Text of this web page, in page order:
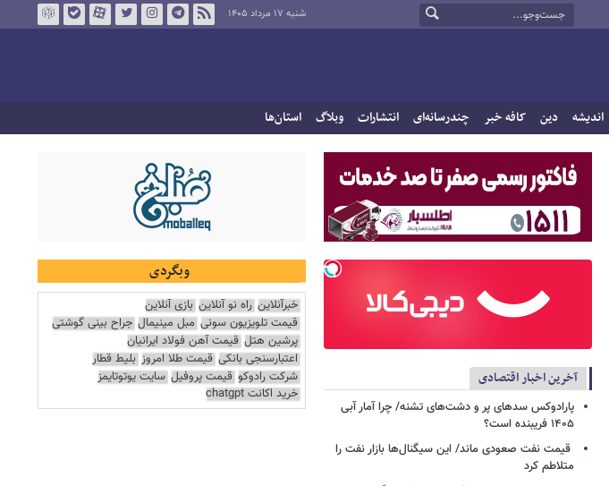
شنبه ۱۷ مرداد ۱۴۰۵
اندیشه دین کافه خبر چندرسانه‌ای انتشارات وبلاگ استان‌ها
آخرین اخبار اقتصادی
پارادوکس سدهای پر و دشت‌های تشنه/ چرا آمار آبی
۱۴۰۵ فریبنده است؟
قیمت نفت صعودی ماند/ این سیگنال‌ها بازار نفت را
متلاطم کرد
وبگردی
خبرآنلاین راه نو آنلاین بازی آنلاین
قیمت تلویزیون سونی مبل مینیمال جراح بینی گوشتی
پرشین هتل قیمت آهن فولاد ایرانیان
اعتبارسنجی بانکی قیمت طلا امروز بلیط قطار
شرکت رادوکو قیمت پروفیل سایت یوتوتایمز
خرید اکانت chatgpt